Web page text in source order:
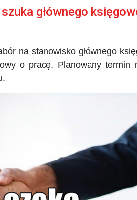
głównego
na stanowisko głównego
o pracę. Planowany termin